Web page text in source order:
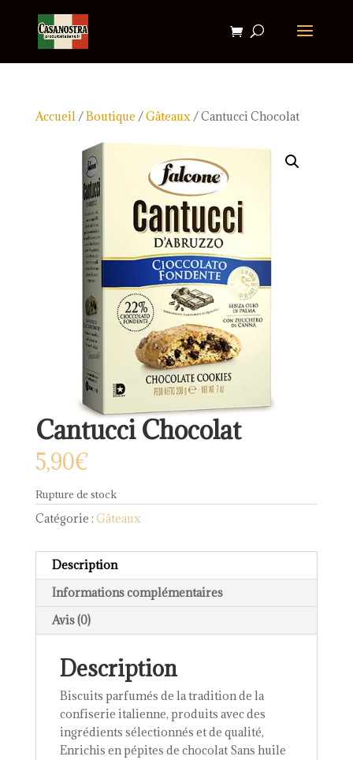
Accueil/Boutique /Gâteaux/ Cantucci Chocolat
Cantucci Chocolat
5,90€
Rupture de stock
Catégorie : Gâteaux
Description
Informations complémentaires
Avis (0)
Description
Biscuits parfumés de la tradition de la
confiserie italienne, produits avec des
ingrédients sélectionnés et de qualité,
Enrichis en pépites de chocolat Sans huile